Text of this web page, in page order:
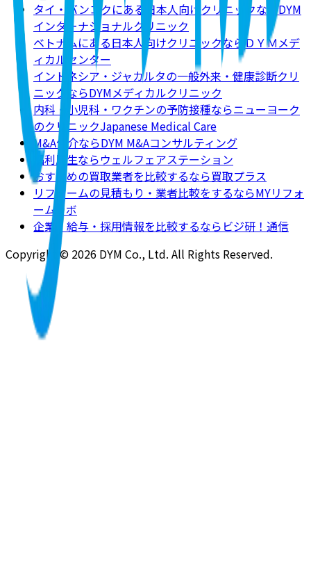
タイ・バンコクにある日本人向けクリニックならDYM
インターナショナルクリニック
ベトナムにある日本人向けクリニックならＤＹＭメデ
ィカルセンター
インドネシア・ジャカルタの一般外来・健康診断クリ
ニックならDYMメディカルクリニック
内科・小児科・ワクチンの予防接種ならニューヨーク
のクリニックJapanese Medical Care
M&A仲介ならDYM M&Aコンサルティング
福利厚生ならウェルフェアステーション
おすすめの買取業者を比較するなら買取プラス
リフォームの見積もり・業者比較をするならMYリフォ
ームラボ
企業・給与・採用情報を比較するならビジ研！通信
Copyright © 2026 DYM Co., Ltd. All Rights Reserved.